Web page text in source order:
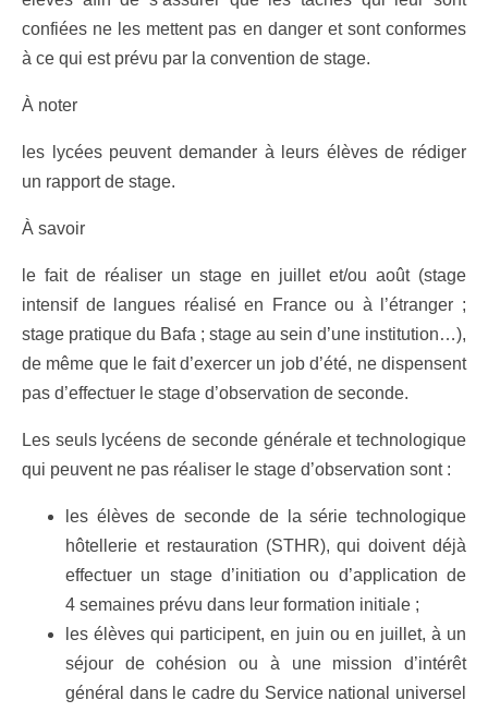
confiées ne les mettent pas en danger et sont conformes
à ce qui est prévu par la convention de stage.
À noter
les lycées peuvent demander à leurs élèves de rédiger
un rapport de stage.
À savoir
le fait de réaliser un stage en juillet et/ou août (stage
intensif de langues réalisé en France ou à l’étranger ;
stage pratique du Bafa ; stage au sein d’une institution…),
de même que le fait d’exercer un job d’été, ne dispensent
pas d’effectuer le stage d’observation de seconde.
Les seuls lycéens de seconde générale et technologique
qui peuvent ne pas réaliser le stage d’observation sont :
les élèves de seconde de la série technologique
hôtellerie et restauration (STHR), qui doivent déjà
effectuer un stage d’initiation ou d’application de
4 semaines prévu dans leur formation initiale ;
les élèves qui participent, en juin ou en juillet, à un
séjour de cohésion ou à une mission d’intérêt
général dans le cadre du Service national universel